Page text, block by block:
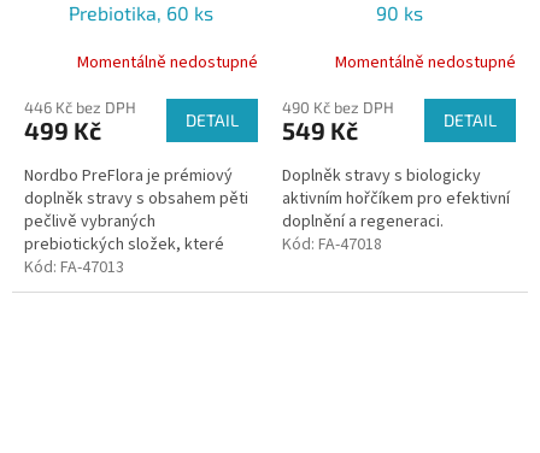
Prebiotika, 60 ks
Momentálně nedostupné
446 Kč bez DPH
499 Kč DETAIL
Nordbo PreFlora je prémiový
doplněk stravy s obsahem pěti
pečlivě vybraných
prebiotických složek, které
tvoří ideální výživu pro
prospěšné střevní bakterie.
Kód: FA-47013
90 ks
Momentálně nedostupné
490 Kč bez DPH
549 Kč DETAIL
Doplněk stravy s biologicky
aktivním hořčíkem pro efektivní
doplnění a regeneraci.
Kód: FA-47018